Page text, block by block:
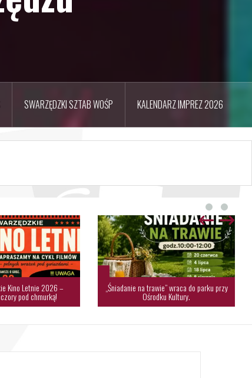
SWARZĘDZKI SZTAB WOŚP KALENDARZ IMPREZ 2026
Kino Letnie 2026 –
pod chmurką!
„Śniadanie na trawie” wraca do parku przy
Ośrodku Kultury.